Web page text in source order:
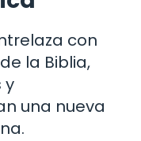
con
la Biblia,
y
una nueva